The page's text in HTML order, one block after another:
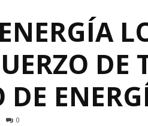
DE
0